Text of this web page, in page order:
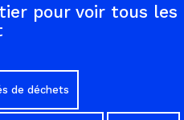
pour voir tous les
de déchets